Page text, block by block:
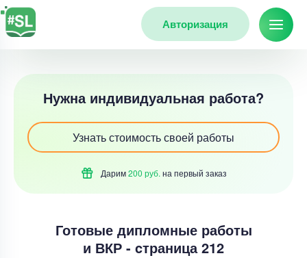
Авторизация
Нужна индивидуальная работа?
Узнать стоимость своей работы
Дарим200 руб. на первый заказ
Готовые дипломные работы
и ВКР - cтраница 212